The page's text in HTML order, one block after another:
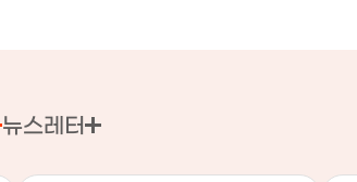
뉴스레터